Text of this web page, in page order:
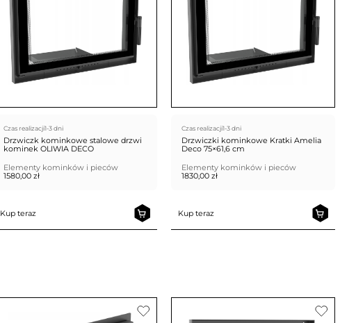
Czas realizacji1-3 dni
Drzwiczk kominkowe stalowe drzwi
kominek OLIWIA DECO
Elementy kominków i pieców
1580,00 zł
Kup teraz
Czas realizacji1-3 dni
Drzwiczki kominkowe Kratki Amelia
Deco 75×61,6 cm
Elementy kominków i pieców
1830,00 zł
Kup teraz